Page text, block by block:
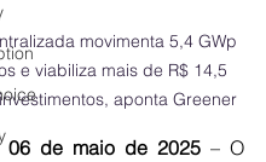
movimenta 5,4 GWp
e viabiliza mais de R$ 14,5
aponta Greener
06 de maio de 2025 – O